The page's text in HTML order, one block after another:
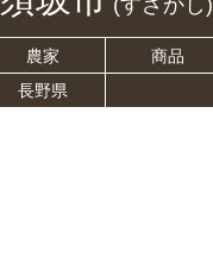
(すざかし)
農家 商品
長野県